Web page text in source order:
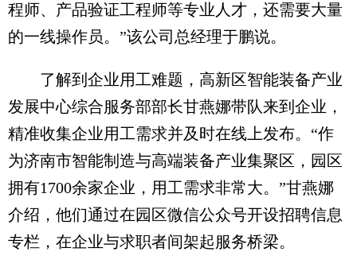
程师、产品验证工程师等专业人才，还需要大量
的一线操作员。”该公司总经理于鹏说。
了解到企业用工难题，高新区智能装备产业
发展中心综合服务部部长甘燕娜带队来到企业，
精准收集企业用工需求并及时在线上发布。“作
为济南市智能制造与高端装备产业集聚区，园区
拥有1700余家企业，用工需求非常大。”甘燕娜
介绍，他们通过在园区微信公众号开设招聘信息
专栏，在企业与求职者间架起服务桥梁。